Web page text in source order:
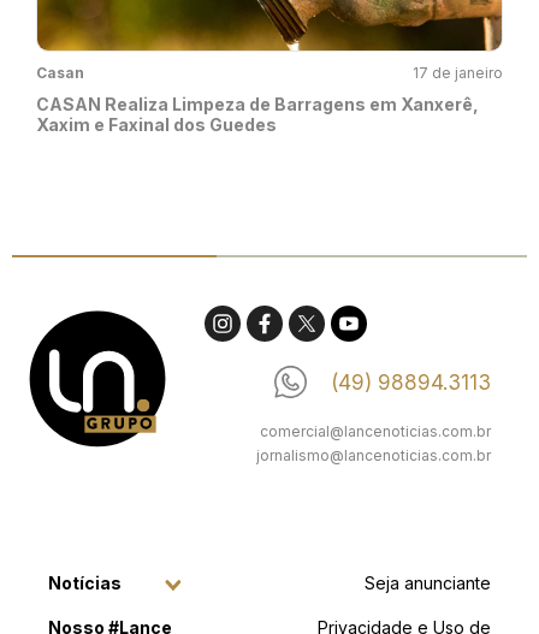
Casan 17 de janeiro
CASAN Realiza Limpeza de Barragens em Xanxerê,
Xaxim e Faxinal dos Guedes
(49) 98894.3113
comercial@lancenoticias.com.br
jornalismo@lancenoticias.com.br
Notícias
Nosso #Lance
Seja anunciante
Privacidade e Uso de